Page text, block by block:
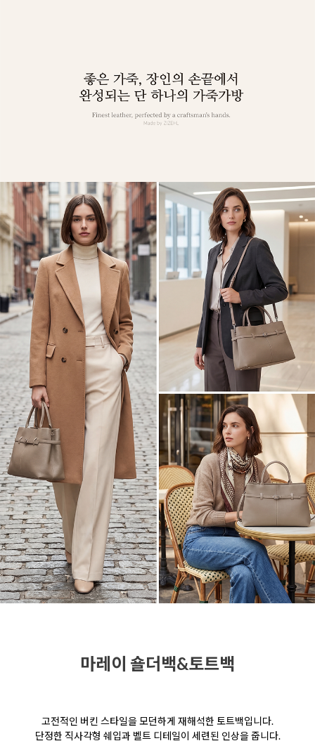
마레이 숄더백&토트백
고전적인 버킨 스타일을 모던하게 재해석한 토트백입니다.
단정한 직사각형 쉐입과 벨트 디테일이 세련된 인상을 줍니다.